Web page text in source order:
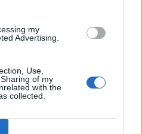
my
Advertising.
Use,
of my
with the
collected.
crescono gli
Città